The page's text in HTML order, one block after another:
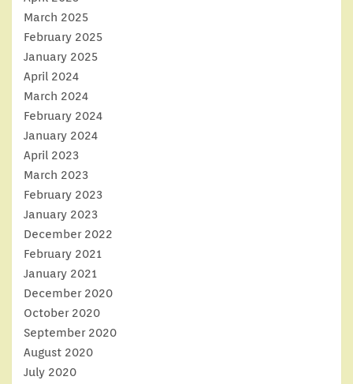
March 2025
February 2025
January 2025
April 2024
March 2024
February 2024
January 2024
April 2023
March 2023
February 2023
January 2023
December 2022
February 2021
January 2021
December 2020
October 2020
September 2020
August 2020
July 2020